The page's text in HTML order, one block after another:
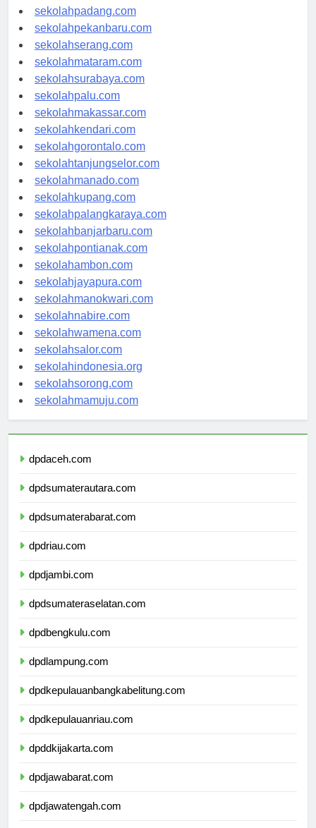
sekolahyogyakarta.com
sekolahpadang.com
sekolahpekanbaru.com
sekolahserang.com
sekolahmataram.com
sekolahsurabaya.com
sekolahpalu.com
sekolahmakassar.com
sekolahkendari.com
sekolahgorontalo.com
sekolahtanjungselor.com
sekolahmanado.com
sekolahkupang.com
sekolahpalangkaraya.com
sekolahbanjarbaru.com
sekolahpontianak.com
sekolahambon.com
sekolahjayapura.com
sekolahmanokwari.com
sekolahnabire.com
sekolahwamena.com
sekolahsalor.com
sekolahindonesia.org
sekolahsorong.com